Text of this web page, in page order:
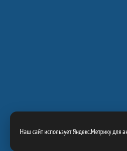
Наш сайт использует Яндекс.Метрику для